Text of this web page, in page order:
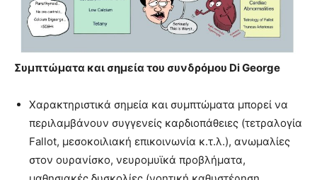
Συμπτώματα και σημεία του συνδρόμου Di George
Χαρακτηριστικά σημεία και συμπτώματα μπορεί να
περιλαμβάνουν συγγενείς καρδιοπάθειες (τετραλογία
Fallot, μεσοκοιλιακή επικοινωνία κ.τ.λ.), ανωμαλίες
στον ουρανίσκο, νευρομυϊκά προβλήματα,